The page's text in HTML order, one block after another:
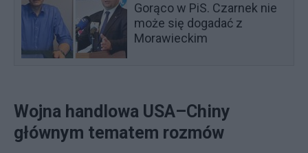
Gorąco w PiS. Czarnek nie
może się dogadać z
Morawieckim
Wojna handlowa USA–Chiny
głównym tematem rozmów